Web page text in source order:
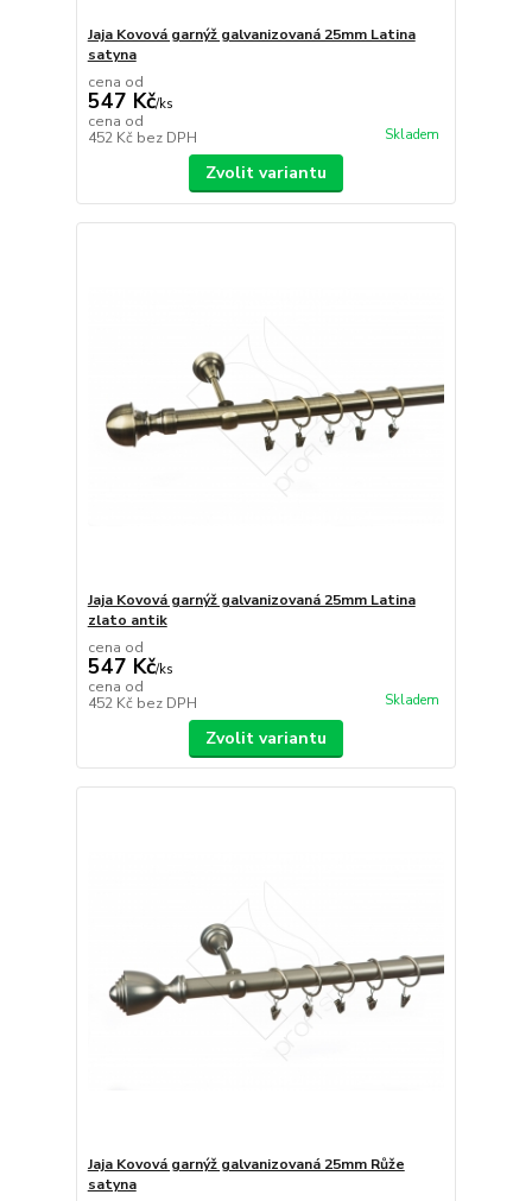
Jaja Kovová garnýž galvanizovaná 25mm Latina
satyna
cena od
547 Kč/ks
cena od
452 Kč bez DPH Skladem
Zvolit variantu
Jaja Kovová garnýž galvanizovaná 25mm Latina
zlato antik
cena od
547 Kč/ks
cena od
452 Kč bez DPH Skladem
Zvolit variantu
Jaja Kovová garnýž galvanizovaná 25mm Růže
satyna